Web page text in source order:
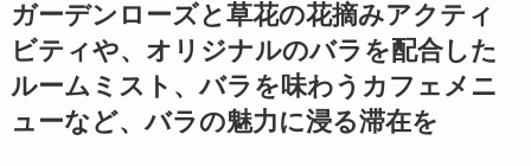
ガーデンローズと草花の花摘みアクティ
ビティや、オリジナルのバラを配合した
ルームミスト、バラを味わうカフェメニ
ューなど、バラの魅力に浸る滞在を